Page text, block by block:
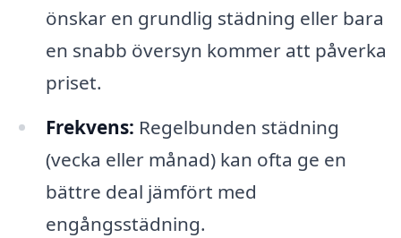
önskar en grundlig städning eller bara
en snabb översyn kommer att påverka
priset.
Frekvens: Regelbunden städning
(vecka eller månad) kan ofta ge en
bättre deal jämfört med
engångsstädning.